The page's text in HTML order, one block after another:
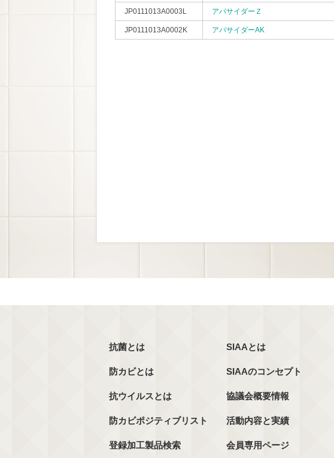
JP0111013A0003L アパサイダーＺ
JP0111013A0002K アパサイダーAK
抗菌とは
防カビとは
抗ウイルスとは
防カビポジティブリスト
登録加工製品検索
SIAAとは
SIAAのコンセプト
協議会概要情報
活動内容と実績
会員専用ページ